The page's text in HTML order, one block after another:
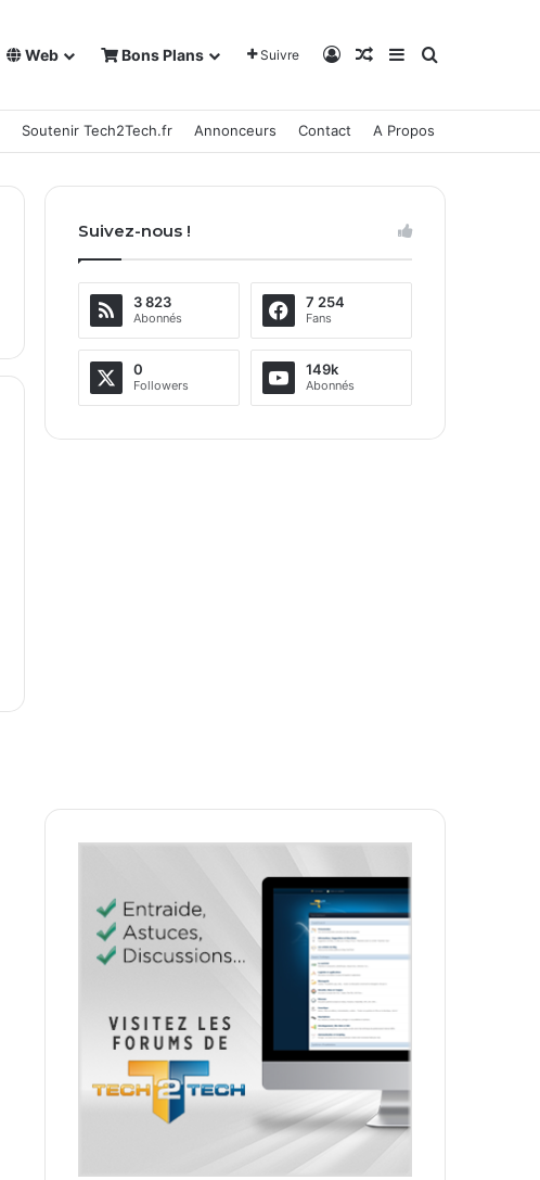
Web Bons Plans Suivre Connexion
Article Aléatoire
Sidebar (barre
Rechercher
Soutenir Tech2Tech.fr Annonceurs Contact A Propos
Suivez-nous !
3 823
Abonnés
7 254
Fans
0
Followers
149k
Abonnés